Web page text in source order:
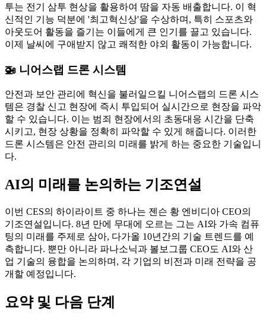
투는 전기 삼투 현상을 활용하여 땀을 자동 배출합니다. 이 혁
신적인 기능 덕분에 '최고혁신상'을 수상하며, 특히 스포츠와
아웃도어 활동을 즐기는 이들에게 큰 인기를 끌고 있습니다.
이제 날씨에 구애받지 않고 쾌적한 야외 활동이 가능합니다.
🚁 니어스랩 드론 시스템
안전과 보안 관리에 혁신을 불러일으킬 니어스랩의 드론 시스
템은 경찰 신고 현장에 즉시 투입되어 실시간으로 현장을 파악
할 수 있습니다. 이는 범죄 현장에서의 초동대응 시간을 단축
시키고, 현장 상황을 정확히 파악할 수 있게 해줍니다. 이러한
드론 시스템은 안전 관리의 미래를 밝게 하는 중요한 기술입니
다.
AI의 미래를 논의하는 기조연설
이번 CES의 하이라이트 중 하나는 젠슨 황 엔비디아 CEO의
기조연설입니다. 8년 만에 무대에 오르는 그는 AI와 가속 컴퓨
팅의 미래를 주제로 삼아, 다가올 10년간의 기술 트렌드를 예
측합니다. 뿐만 아니라 파나소닉과 볼보그룹 CEO도 AI와 산
업 기술의 융합을 논의하며, 각 기업의 비전과 미래 전략을 공
개할 예정입니다.
요약 및 다음 단계